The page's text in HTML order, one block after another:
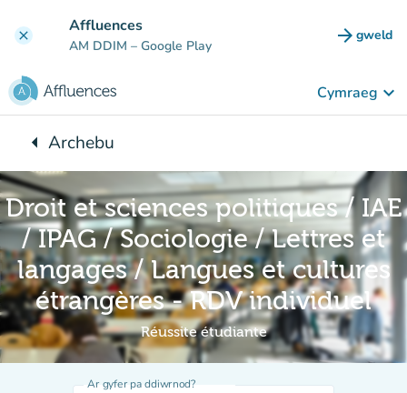
clear Affluences
AM DDIM – Google Play arrow_forward gweld
(tab
Cymraeg keyboard_arrow_down
arrow_leftYn ôl i:
Archebu
Droit et sciences politiques / IAE
/ IPAG / Sociologie / Lettres et
langages / Langues et cultures
étrangères - RDV individuel
Réussite étudiante
Ar gyfer pa ddiwrnod?